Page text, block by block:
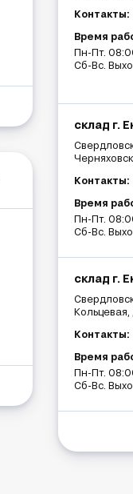
Контакты:
Время
Пн-Пт.
Сб-Вс.
склад г.
Контакты:
Время
Пн-Пт.
Сб-Вс.
склад г.
Кольцевая,
Контакты:
Время
Пн-Пт.
Сб-Вс.